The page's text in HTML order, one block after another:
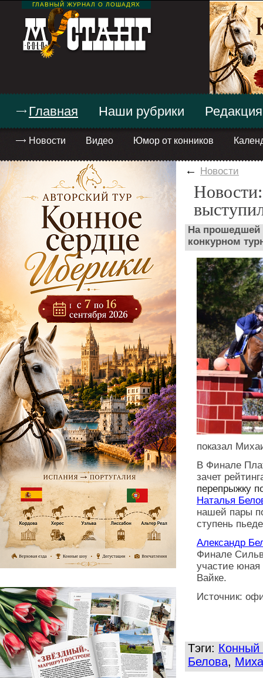
ГЛАВНЫЙ ЖУРНАЛ О ЛОШАДЯХ
Главная
Новости Видео Юмор от конников
Наши рубрики Редакция
← Новости
На прошедшей
конкурном
показал
В Финале
зачет
перепрыжку
Наталья
нашей пары
ступень
Александр
Финале
участие юная
Вайке.
Источник:
Тэги: Конный
Белова,